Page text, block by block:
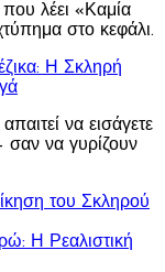
λέει «Καμία
στο κεφάλι.
Η Σκληρή
να εισάγετε
σαν να γυρίζουν
του Σκληρού
Η Ρεαλιστική